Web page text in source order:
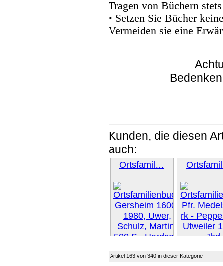
Tragen von Büchern
• Setzen Sie Bücher
Vermeiden sie eine
Kunden, die diesen
auch:
Ortsfamil…
Weiter »
Artikel 163 von 340 in dieser Kategorie